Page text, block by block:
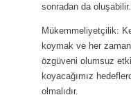
sonradan da oluşabilir.
Mükemmeliyetçilik:
koymak ve her
özgüveni olumsuz
koyacağımız
olmalıdır.